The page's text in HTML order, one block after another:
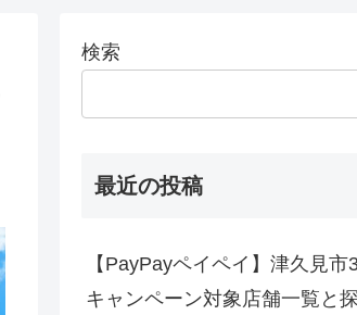
検索
最近の投稿
【PayPayペイペイ】津久見市
キャンペーン対象店舗一覧と